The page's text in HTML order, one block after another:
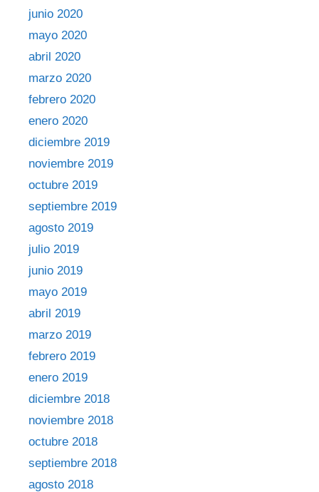
junio 2020
mayo 2020
abril 2020
marzo 2020
febrero 2020
enero 2020
diciembre 2019
noviembre 2019
octubre 2019
septiembre 2019
agosto 2019
julio 2019
junio 2019
mayo 2019
abril 2019
marzo 2019
febrero 2019
enero 2019
diciembre 2018
noviembre 2018
octubre 2018
septiembre 2018
agosto 2018